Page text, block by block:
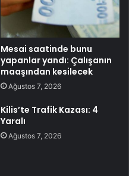
Mesai saatinde bunu
yapanlar yandı: Çalışanın
maaşından kesilecek
Ağustos 7, 2026
Kilis’te Trafik Kazası: 4
Yaralı
Ağustos 7, 2026